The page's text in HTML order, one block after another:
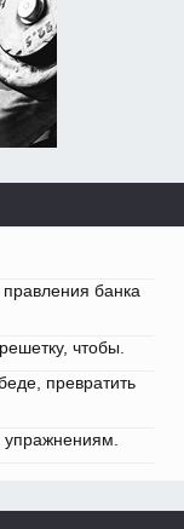
банка
чтобы.
превратить